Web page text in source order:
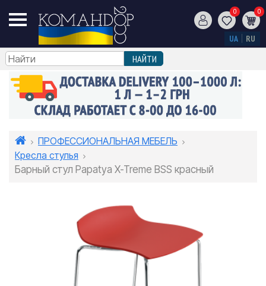
0 0
UA RU
ПРОФЕССИОНАЛЬНАЯ МЕБЕЛЬ
Кресла стулья
Барный стул Papatya X-Treme BSS красный